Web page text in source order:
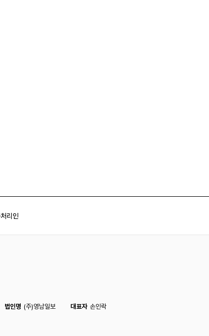
리인
법인명 (주)영남일보 대표자 손인락